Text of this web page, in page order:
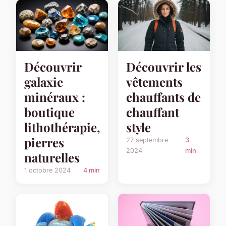
Découvrir
galaxie
minéraux :
boutique
lithothérapie,
pierres
naturelles
1 octobre 2024 4 min
Découvrir les
vêtements
chauffants de
chauffant
style
27 septembre
2024
3
min